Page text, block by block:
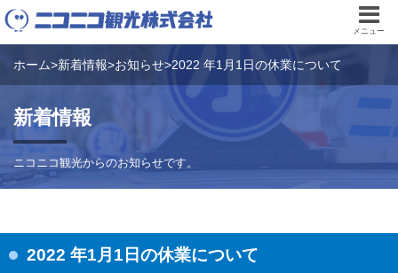
メニュー
ホーム>新着情報>お知らせ>2022 年1月1日の休業について
新着情報
ニコニコ観光からのお知らせです。
2022 年1月1日の休業について